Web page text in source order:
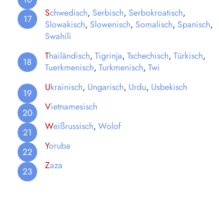
Schwedisch, Serbisch, Serbokroatisch,
Slowakisch, Slowenisch, Somalisch, Spanisch,
Swahili
Thailändisch, Tigrinja, Tschechisch, Türkisch,
Tuerkmenisch, Turkmenisch, Twi
Ukrainisch, Ungarisch, Urdu, Usbekisch
Vietnamesisch
Weißrussisch, Wolof
Yoruba
Zaza